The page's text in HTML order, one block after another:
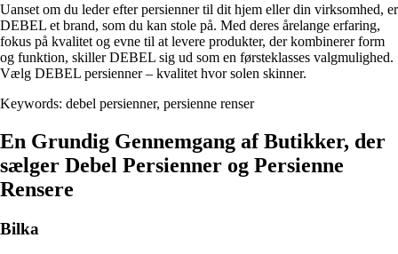
Uanset om du leder efter persienner til dit hjem eller din virksomhed, er
DEBEL et brand, som du kan stole på. Med deres årelange erfaring,
fokus på kvalitet og evne til at levere produkter, der kombinerer form
og funktion, skiller DEBEL sig ud som en førsteklasses valgmulighed.
Vælg DEBEL persienner – kvalitet hvor solen skinner.
Keywords: debel persienner, persienne renser
En Grundig Gennemgang af Butikker, der
sælger Debel Persienner og Persienne
Rensere
Bilka